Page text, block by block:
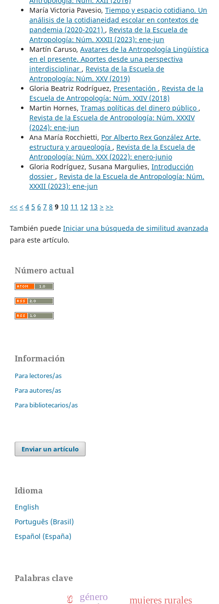
María Victoria Pavesio, Tiempo y espacio cotidiano. Un
análisis de la cotidianeidad escolar en contextos de
pandemia (2020-2021) , Revista de la Escuela de
Antropología: Núm. XXXII (2023): ene-jun
Martín Caruso, Avatares de la Antropología Lingüística
en el presente. Aportes desde una perspectiva
interdisciplinar , Revista de la Escuela de
Antropología: Núm. XXV (2019)
Gloria Beatriz Rodríguez, Presentación , Revista de la
Escuela de Antropología: Núm. XXIV (2018)
Martin Hornes, Tramas políticas del dinero público ,
Revista de la Escuela de Antropología: Núm. XXXIV
(2024): ene-jun
Ana María Rocchietti, Por Alberto Rex González Arte,
estructura y arqueología , Revista de la Escuela de
Antropología: Núm. XXX (2022): enero-junio
Gloria Rodríguez, Susana Margulies, Introducción
dossier , Revista de la Escuela de Antropología: Núm.
XXXII (2023): ene-jun
<< < 4 5 6 7 8 9 10 11 12 13 > >>
También puede Iniciar una búsqueda de similitud avanzada
para este artículo.
Número actual
Información
Para lectores/as
Para autores/as
Para bibliotecarios/as
Enviar un artículo
Idioma
English
Português (Brasil)
Español (España)
Palabras clave
género mujeres rurales